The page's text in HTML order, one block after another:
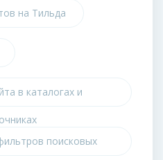
на Тильда
в каталогах и
поисковых